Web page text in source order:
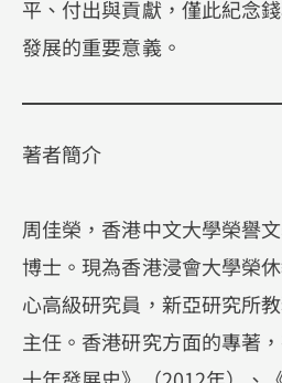
平、付出與貢獻，僅此紀念
發展的重要意義。
著者簡介
周佳榮，香港中文大學榮譽
博士。現為香港浸會大學榮
心高級研究員，新亞研究所
主任。香港研究方面的專著